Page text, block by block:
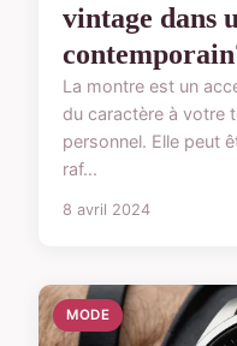
vintage dans
La montre est un
du caractère à votre
personnel. Elle peut
raf...
8 avril 2024
MODE